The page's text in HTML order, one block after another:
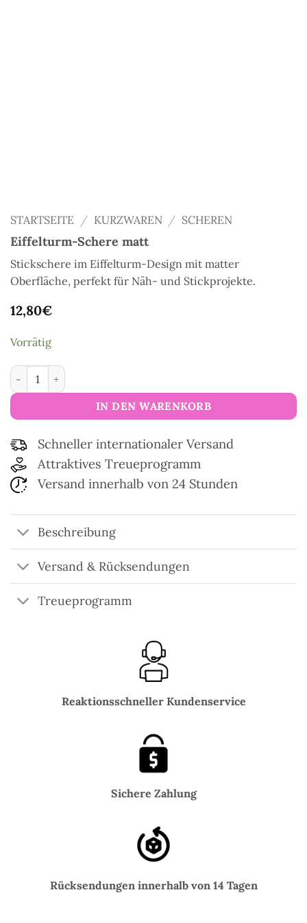
STARTSEITE / KURZWAREN / SCHEREN
Eiffelturm-Schere matt
Stickschere im Eiffelturm-Design mit matter
Oberfläche, perfekt für Näh- und Stickprojekte.
12,80€
Vorrätig
Eiffelturm-Schere matt Menge
IN DEN WARENKORB
Schneller internationaler Versand
Attraktives Treueprogramm
Versand innerhalb von 24 Stunden
Beschreibung
Versand & Rücksendungen
Treueprogramm
Reaktionsschneller Kundenservice
Sichere Zahlung
Rücksendungen innerhalb von 14 Tagen